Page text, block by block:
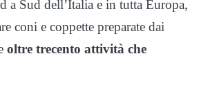
a Sud dell’Italia e in tutta Europa,
coni e coppette preparate dai
oltre trecento attività che